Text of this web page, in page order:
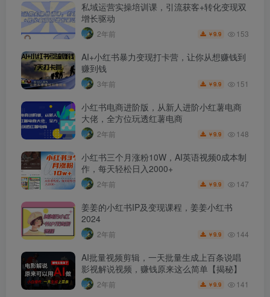
私域运营实操培训课，引流获客+转化变现双
增长驱动
2年前 ￥9.9 153
AI+小红书暴力变现打卡营，让你从想赚钱到
赚到钱
3年前 ￥9.9 151
小红书电商进阶版，从新人进阶小红薯电商
大佬，全方位玩透红薯电商
2年前 ￥9.9 148
小红书三个月涨粉10W，AI英语视频0成本制
作，每天轻松日入2000+
2年前 ￥9.9 147
姜姜的小红书IP及变现课程，姜姜小红书
2024
2年前 ￥9.9 144
AI批量视频剪辑，一天批量生成上百条说唱
影视解说视频，赚钱原来这么简单【揭秘】
2年前 ￥9.9 141